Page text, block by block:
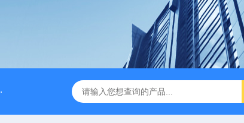
DDG-2090AX耐高温耐压工业电导率仪 在线电导仪